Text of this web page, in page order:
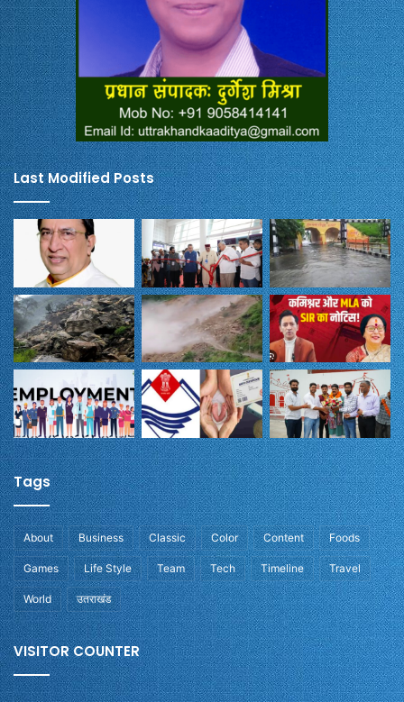
Last Modified Posts
Tags
About Business Classic Color Content Foods
Games Life Style Team Tech Timeline Travel
World उतराखंड
VISITOR COUNTER